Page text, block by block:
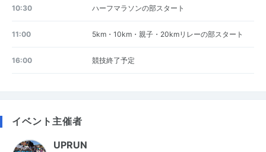
10:30 ハーフマラソンの部スタート
11:00 5km・10km・親子・20kmリレーの部スタート
16:00 競技終了予定
イベント主催者
UPRUN